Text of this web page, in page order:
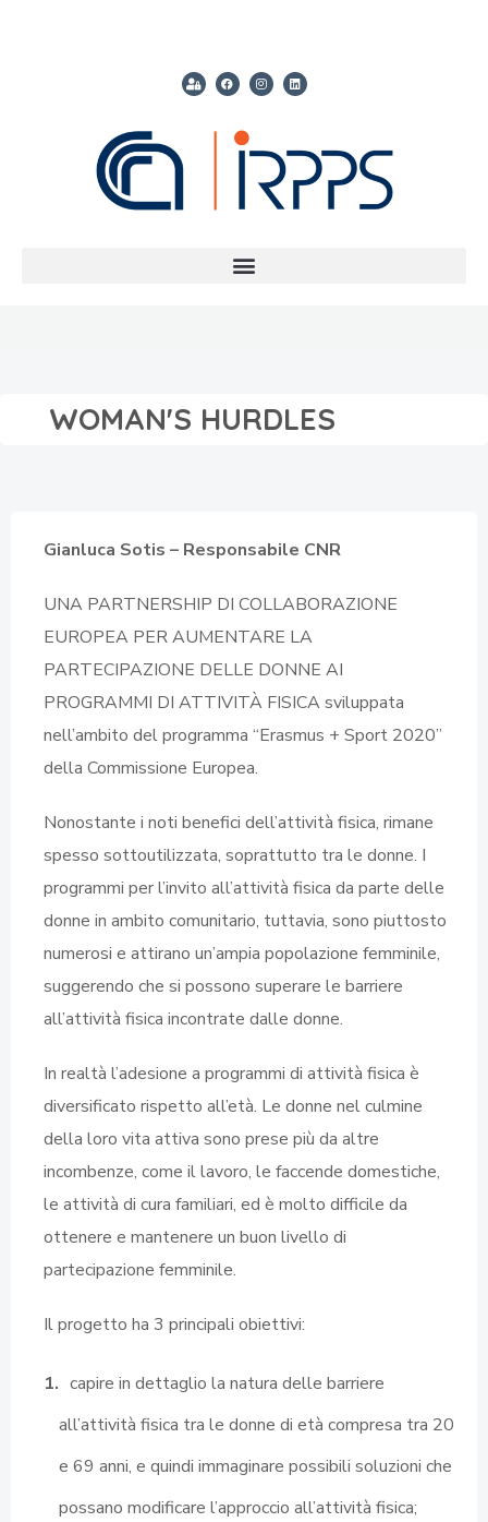
WOMAN'S HURDLES
Gianluca Sotis – Responsabile CNR
UNA PARTNERSHIP DI COLLABORAZIONE
EUROPEA PER AUMENTARE LA
PARTECIPAZIONE DELLE DONNE AI
PROGRAMMI DI ATTIVITÀ FISICA sviluppata
nell’ambito del programma “Erasmus + Sport 2020”
della Commissione Europea.
Nonostante i noti benefici dell’attività fisica, rimane
spesso sottoutilizzata, soprattutto tra le donne. I
programmi per l’invito all’attività fisica da parte delle
donne in ambito comunitario, tuttavia, sono piuttosto
numerosi e attirano un’ampia popolazione femminile,
suggerendo che si possono superare le barriere
all’attività fisica incontrate dalle donne.
In realtà l’adesione a programmi di attività fisica è
diversificato rispetto all’età. Le donne nel culmine
della loro vita attiva sono prese più da altre
incombenze, come il lavoro, le faccende domestiche,
le attività di cura familiari, ed è molto difficile da
ottenere e mantenere un buon livello di
partecipazione femminile.
Il progetto ha 3 principali obiettivi:
capire in dettaglio la natura delle barriere
all’attività fisica tra le donne di età compresa tra 20
e 69 anni, e quindi immaginare possibili soluzioni che
possano modificare l’approccio all’attività fisica;